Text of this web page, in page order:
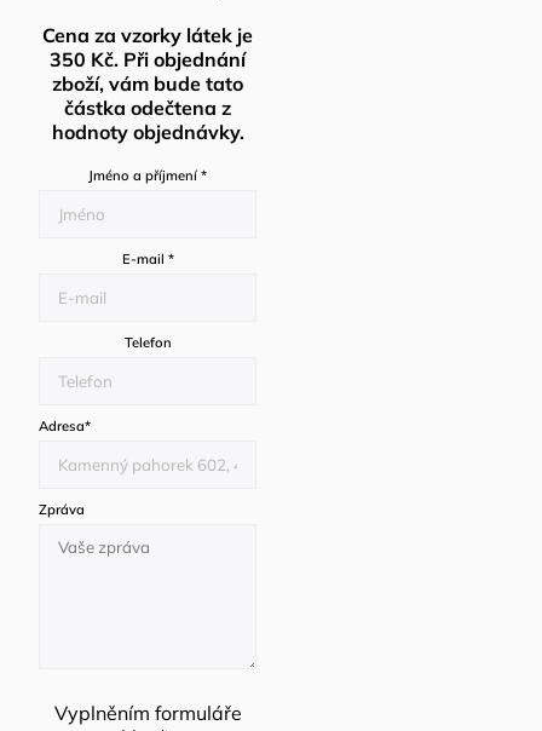
Cena za vzorky látek je
350 Kč. Při objednání
zboží, vám bude tato
částka odečtena z
hodnoty objednávky.
Jméno a příjmení *
E-mail *
Telefon
Adresa*
Zpráva
Vyplněním formuláře